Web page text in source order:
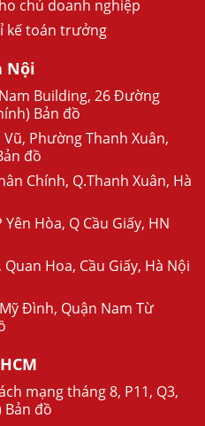
chủ doanh nghiệp
kế toán trưởng
Nội
Building, 26 Đường
Bản đồ
Phường Thanh Xuân,
đồ
Chính, Q.Thanh Xuân, Hà
Hòa, Q Cầu Giấy, HN
Hoa, Cầu Giấy, Hà Nội
Đình, Quận Nam Từ
mạng tháng 8, P11, Q3,
Bản đồ